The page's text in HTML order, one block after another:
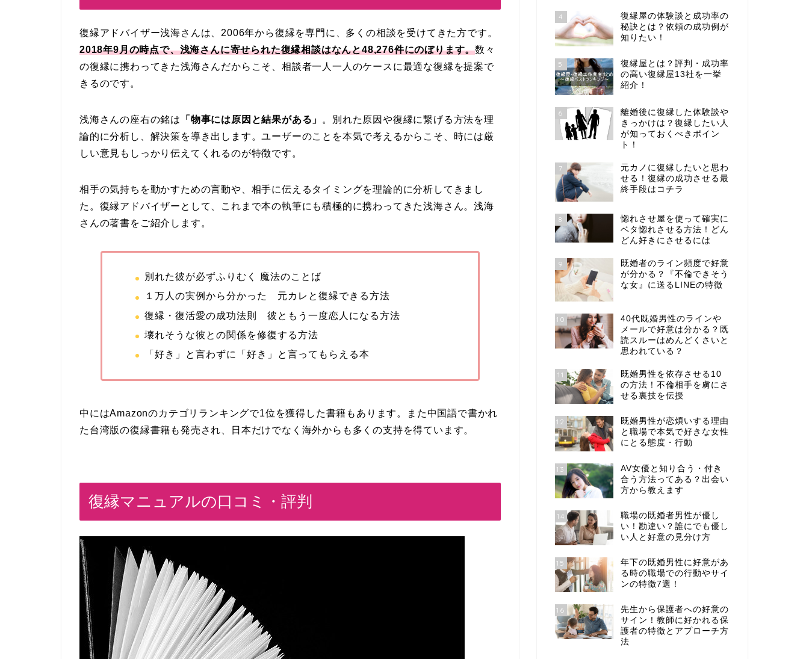
復縁アドバイザー浅海さんは、2006年から復縁を専門に、多くの相談を受けてきた方です。
2018年9月の時点で、浅海さんに寄せられた復縁相談はなんと48,276件にのぼります。数々
の復縁に携わってきた浅海さんだからこそ、相談者一人一人のケースに最適な復縁を提案で
きるのです。
浅海さんの座右の銘は 「物事には原因と結果がある」
。別れた原因や復縁に繋げる方法を理
論的に分析し、解決策を導き出します。ユーザーのことを本気で考えるからこそ、時には厳
しい意見もしっかり伝えてくれるのが特徴です。
相手の気持ちを動かすための言動や、相手に伝えるタイミングを理論的に分析してきまし
た。復縁アドバイザーとして、これまで本の執筆にも積極的に携わってきた浅海さん。浅海
さんの著書をご紹介します。
別れた彼が必ずふりむく 魔法のことば
１万人の実例から分かった 元カレと復縁できる方法
復縁・復活愛の成功法則 彼ともう一度恋人になる方法
壊れそうな彼との関係を修復する方法
「好き」と言わずに「好き」と言ってもらえる本
中にはAmazonのカテゴリランキングで1位を獲得した書籍もあります。また中国語で書かれ
た台湾版の復縁書籍も発売され、日本だけでなく海外からも多くの支持を得ています。
復縁マニュアルの口コミ・評判
4
復縁屋の体験談と成功率の
秘訣とは？依頼の成功例が
知りたい！
5
復縁屋とは？評判・成功率
の高い復縁屋13社を一挙
紹介！
6
離婚後に復縁した体験談や
きっかけは？復縁したい人
が知っておくべきポイン
ト！
7
元カノに復縁したいと思わ
せる！復縁の成功させる最
終手段はコチラ
8
惚れさせ屋を使って確実に
ベタ惚れさせる方法！どん
どん好きにさせるには
9
既婚者のライン頻度で好意
が分かる？『不倫できそう
な女』に送るLINEの特徴
10
40代既婚男性のラインや
メールで好意は分かる？既
読スルーはめんどくさいと
思われている？
11
既婚男性を依存させる10
の方法！不倫相手を虜にさ
せる裏技を伝授
12
既婚男性が恋煩いする理由
と職場で本気で好きな女性
にとる態度・行動
13
AV女優と知り合う・付き
合う方法ってある？出会い
方から教えます
14
職場の既婚者男性が優し
い！勘違い？誰にでも優し
い人と好意の見分け方
15
年下の既婚男性に好意があ
る時の職場での行動やサイ
ンの特徴7選！
16
先生から保護者への好意の
サイン！教師に好かれる保
護者の特徴とアプローチ方
法